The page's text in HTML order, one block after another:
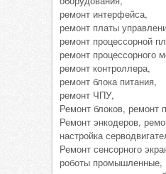
ремонт интерфейса,
ремонт платы
ремонт процессорной
ремонт процессорного
ремонт контроллера,
ремонт блока питания,
ремонт ЧПУ,
Ремонт блоков, ремонт
Ремонт энкодеров,
настройка
Ремонт сенсорного
роботы промышленные,